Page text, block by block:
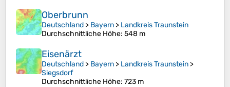
Oberbrunn
Deutschland > Bayern > Landkreis Traunstein
Durchschnittliche Höhe: 548 m
Eisenärzt
Deutschland > Bayern > Landkreis Traunstein >
Siegsdorf
Durchschnittliche Höhe: 723 m